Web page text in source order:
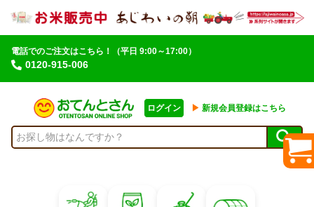
電話でのご注文はこちら！
0120-915-006
（平日 9:00～17:00）
ログイン ▶︎ 新規会員登録はこちら